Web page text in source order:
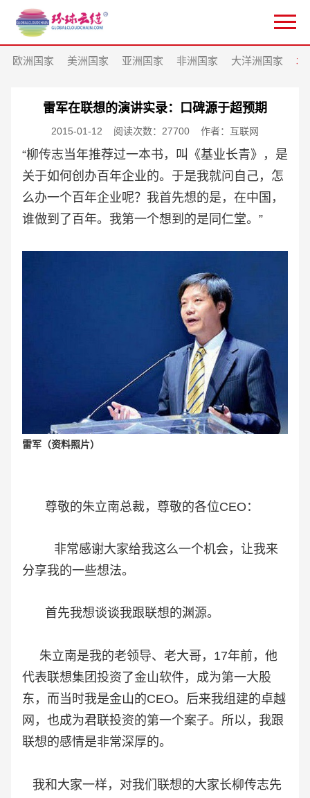
欧洲国家 美洲国家 亚洲国家 非洲国家 大洋洲国家 北
雷军在联想的演讲实录：口碑源于超预期
2015-01-12 阅读次数：27700 作者：互联网
“柳传志当年推荐过一本书，叫《基业长青》，是
关于如何创办百年企业的。于是我就问自己，怎
么办一个百年企业呢？我首先想的是，在中国，
谁做到了百年。我第一个想到的是同仁堂。”
雷军（资料照片）
尊敬的朱立南总裁，尊敬的各位CEO：
非常感谢大家给我这么一个机会，让我来
分享我的一些想法。
首先我想谈谈我跟联想的渊源。
朱立南是我的老领导、老大哥，17年前，他
代表联想集团投资了金山软件，成为第一大股
东，而当时我是金山的CEO。后来我组建的卓越
网，也成为君联投资的第一个案子。所以，我跟
联想的感情是非常深厚的。
我和大家一样，对我们联想的大家长柳传志先